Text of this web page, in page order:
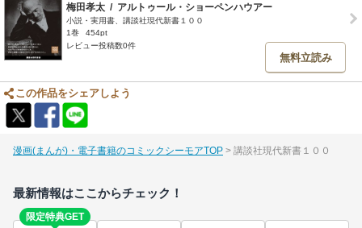
梅田孝太 / アルトゥール・ショーペンハウアー
小説・実用書、講談社現代新書１００
1巻
454pt
レビュー投稿数0件
無料立読み
この作品をシェアしよう
漫画(まんが)・電子書籍のコミックシーモアTOP 講談社現代新書１００
最新情報はここからチェック！
限定特典GET